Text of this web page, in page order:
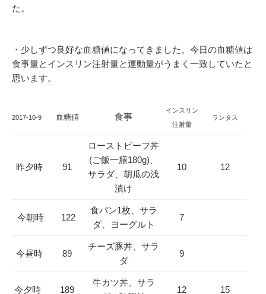
た。
・少しずつ良好な血糖値になってきました。今日の血糖値は
食事量とインスリン注射量と運動量がうまく一致していたと
思います。
2017-10-9 血糖値 食事
インスリン
注射量
ランタス
昨夕時 91
ローストビーフ丼
(ご飯一膳180g)、
サラダ、胡瓜の浅
漬け
10 12
今朝時 122
食パン1枚、サラ
ダ、ヨーグルト
7
今昼時 89
チーズ豚丼、サラ
ダ
9
今夕時 189
牛カツ丼、サラ
12 15